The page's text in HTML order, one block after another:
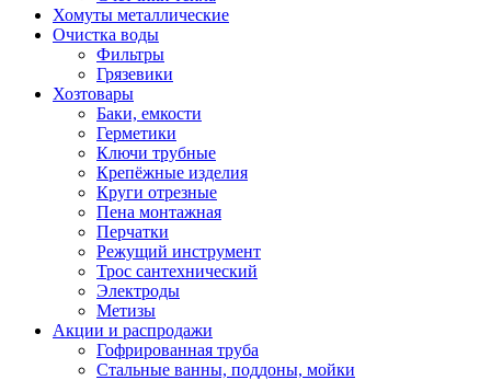
Хомуты металлические
Очистка воды
Фильтры
Грязевики
Хозтовары
Баки, емкости
Герметики
Ключи трубные
Крепёжные изделия
Круги отрезные
Пена монтажная
Перчатки
Режущий инструмент
Трос сантехнический
Электроды
Метизы
Акции и распродажи
Гофрированная труба
Стальные ванны, поддоны, мойки